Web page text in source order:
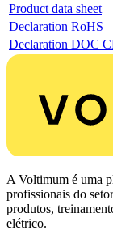
Product data sheet
Declaration RoHS
Declaration DOC
A Voltimum é uma
profissionais do
produtos,
elétrico.